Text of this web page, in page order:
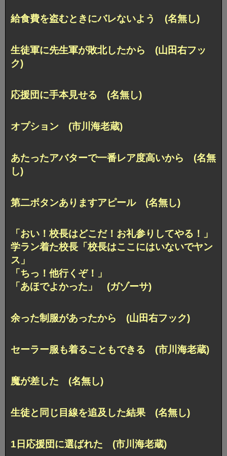
給食費を盗むときにバレないよう (名無し)
生徒軍に先生軍が敗北したから (山田右フッ
ク)
応援団に手本見せる (名無し)
オプション (市川海老蔵)
あたったアバターで一番レア度高いから (名無
し)
第二ボタンありますアピール (名無し)
「おい！校長はどこだ！お礼参りしてやる！」
学ラン着た校長「校長はここにはいないでヤン
ス」
「ちっ！他行くぞ！」
「あほでよかった」 (ガゾーサ)
余った制服があったから (山田右フック)
セーラー服も着ることもできる (市川海老蔵)
魔が差した (名無し)
生徒と同じ目線を追及した結果 (名無し)
1日応援団に選ばれた (市川海老蔵)